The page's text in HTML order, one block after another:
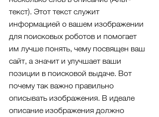
текст). Этот текст служит
информацией о вашем изображении
для поисковых роботов и помогает
им лучше понять, чему посвящен ваш
сайт, а значит и улучшает ваши
позиции в поисковой выдаче. Вот
почему так важно правильно
описывать изображения. В идеале
описание изображения должно